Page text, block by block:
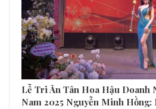
Lễ Tri Ân Tân Hoa Hậu Doanh
Nam 2025 Nguyễn Minh